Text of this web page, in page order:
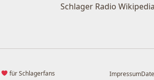
Schlager Radio Wikipedia
für Schlagerfans Impressum